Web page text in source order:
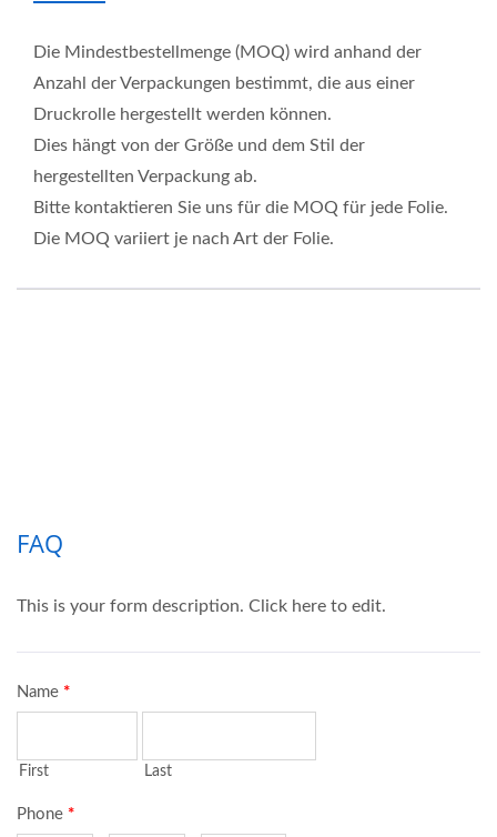
Die Mindestbestellmenge (MOQ) wird anhand der
Anzahl der Verpackungen bestimmt, die aus einer
Druckrolle hergestellt werden können.
Dies hängt von der Größe und dem Stil der
hergestellten Verpackung ab.
Bitte kontaktieren Sie uns für die MOQ für jede Folie.
Die MOQ variiert je nach Art der Folie.